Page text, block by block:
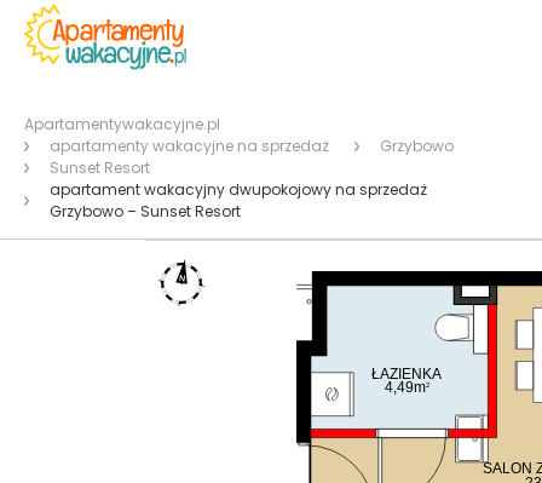
Apartamentywakacyjne.pl
apartamenty wakacyjne na sprzedaż
Grzybowo
Sunset Resort
apartament wakacyjny dwupokojowy na sprzedaż
Grzybowo – Sunset Resort
SALON
ŁAZIENKA
4,49m2